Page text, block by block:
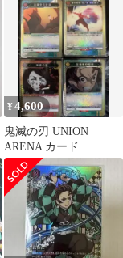
ア winner 未開封
¥4,600
鬼滅の刃 UNION
ARENA カード